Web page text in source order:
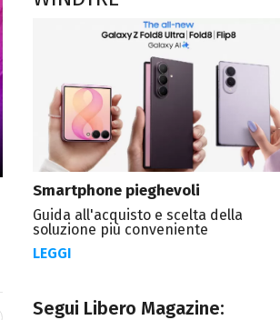
Smartphone pieghevoli
Guida all'acquisto e scelta della
soluzione più conveniente
LEGGI
Segui Libero Magazine: